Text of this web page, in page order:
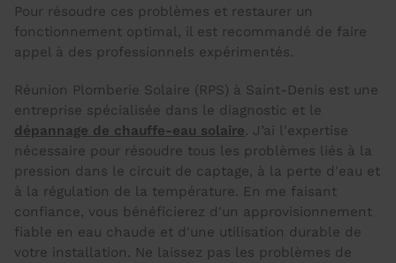
Pour résoudre ces problèmes et restaurer un
fonctionnement optimal, il est recommandé de faire
appel à des professionnels expérimentés.
Réunion Plomberie Solaire (RPS) à Saint-Denis est une
entreprise spécialisée dans le diagnostic et le
dépannage de chauffe-eau solaire. J’ai l'expertise
nécessaire pour résoudre tous les problèmes liés à la
pression dans le circuit de captage, à la perte d'eau et
à la régulation de la température. En me faisant
confiance, vous bénéficierez d'un approvisionnement
fiable en eau chaude et d'une utilisation durable de
votre installation. Ne laissez pas les problèmes de